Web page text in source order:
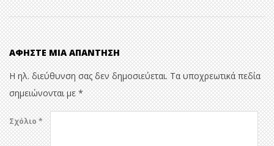
ΑΦΉΣΤΕ ΜΙΑ ΑΠΆΝΤΗΣΗ
Η ηλ. διεύθυνση σας δεν δημοσιεύεται. Τα υποχρεωτικά πεδία
σημειώνονται με*
Σχόλιο*